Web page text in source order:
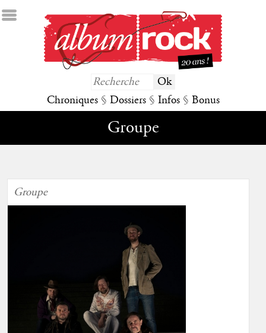
Chroniques § Dossiers § Infos § Bonus
Groupe
Groupe